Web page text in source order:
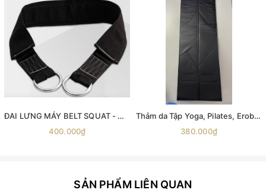
ĐAI LƯNG MÁY BELT SQUAT - Máy gánh đùi với dây đai Belt Squat
400.000₫
Thảm da Tập Yoga, Pilates, Erobic, Gym , thảm simili tập yoga
380.000₫
SẢN PHẨM LIÊN QUAN